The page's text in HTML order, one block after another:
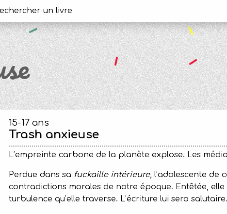
15-17 ans
Trash anxieuse
L’empreinte carbone de la planète explose. Les
Perdue dans sa fuckaille intérieure, l’adolescente de
contradictions morales de notre époque. Entêtée,
turbulence qu’elle traverse. L’écriture lui sera salutaire.